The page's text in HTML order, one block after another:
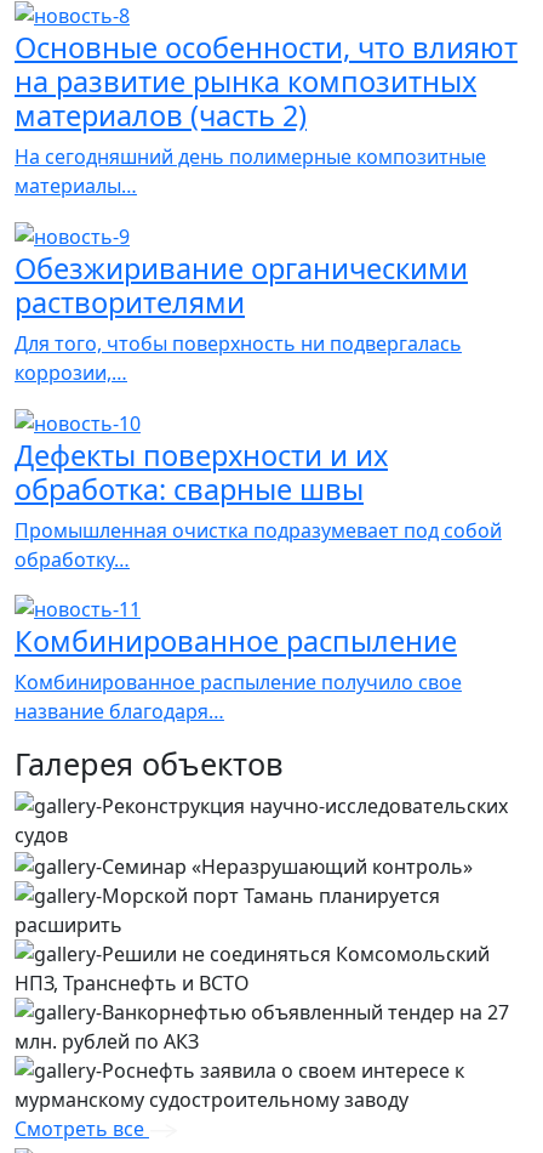
Основные особенности, что влияют
на развитие рынка композитных
материалов (часть 2)
На сегодняшний день полимерные композитные
материалы…
Обезжиривание органическими
растворителями
Для того, чтобы поверхность ни подвергалась
коррозии,…
Дефекты поверхности и их
обработка: сварные швы
Промышленная очистка подразумевает под собой
обработку…
Комбинированное распыление
Комбинированное распыление получило свое
название благодаря…
Галерея объектов
Смотреть все